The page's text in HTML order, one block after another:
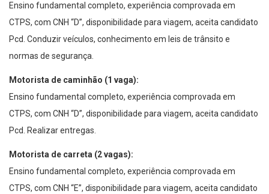
Ensino fundamental completo, experiência comprovada em
CTPS, com CNH “D”, disponibilidade para viagem, aceita candidato
Pcd. Conduzir veículos, conhecimento em leis de trânsito e
normas de segurança.
Motorista de caminhão (1 vaga):
Ensino fundamental completo, experiência comprovada em
CTPS, com CNH “D”, disponibilidade para viagem, aceita candidato
Pcd. Realizar entregas.
Motorista de carreta (2 vagas):
Ensino fundamental completo, experiência comprovada em
CTPS, com CNH “E”, disponibilidade para viagem, aceita candidato